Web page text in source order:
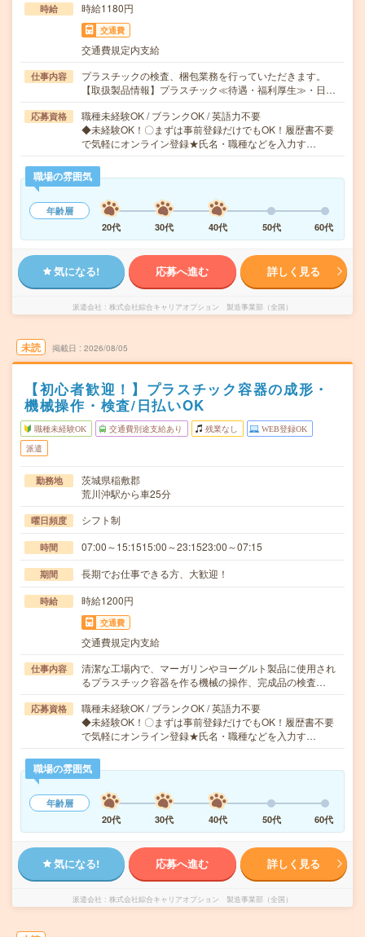
時給 時給1180円
交通費
交通費規定内支給
仕事内容
プラスチックの検査、梱包業務を行っていただきます。
【取扱製品情報】プラスチック≪待遇・福利厚生≫・日…
応募資格
職種未経験OK / ブランクOK / 英語力不要
◆未経験OK！〇まずは事前登録だけでもOK！履歴書不要
で気軽にオンライン登録★氏名・職種などを入力す…
職場の雰囲気
年齢層
20代
30代 40代 50代 60代
気になる! 応募へ進む 詳しく見る
派遣会社 株式会社綜合キャリアオプション 製造事業部（全国）
未読 掲載日 2026/08/05
【初心者歓迎！】プラスチック容器の成形・
機械操作・検査/日払いOK
職種未経験OK 交通費別途支給あり 残業なし WEB登録OK
派遣
勤務地
茨城県稲敷郡
荒川沖駅から車25分
曜日頻度 シフト制
時間 07:00～15:1515:00～23:1523:00～07:15
期間 長期でお仕事できる方、大歓迎！
時給 時給1200円
交通費
交通費規定内支給
仕事内容
清潔な工場内で、マーガリンやヨーグルト製品に使用され
るプラスチック容器を作る機械の操作、完成品の検査…
応募資格
職種未経験OK / ブランクOK / 英語力不要
◆未経験OK！〇まずは事前登録だけでもOK！履歴書不要
で気軽にオンライン登録★氏名・職種などを入力す…
職場の雰囲気
年齢層
20代
30代 40代 50代 60代
気になる! 応募へ進む 詳しく見る
派遣会社 株式会社綜合キャリアオプション 製造事業部（全国）